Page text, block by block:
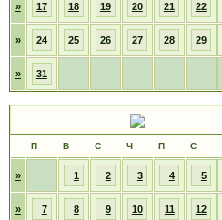
» 17 18 19 20 21 22
» 24 25 26 27 28 29
» 31
П В С Ч П С
» 1 2 3 4 5
» 7 8 9 10 11 12